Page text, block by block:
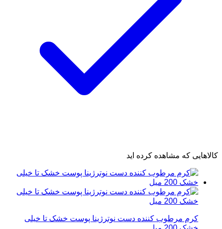
کالاهایی که مشاهده کرده اید
کرم مرطوب کننده دست نوترژینا پوست خشک تا خیلی